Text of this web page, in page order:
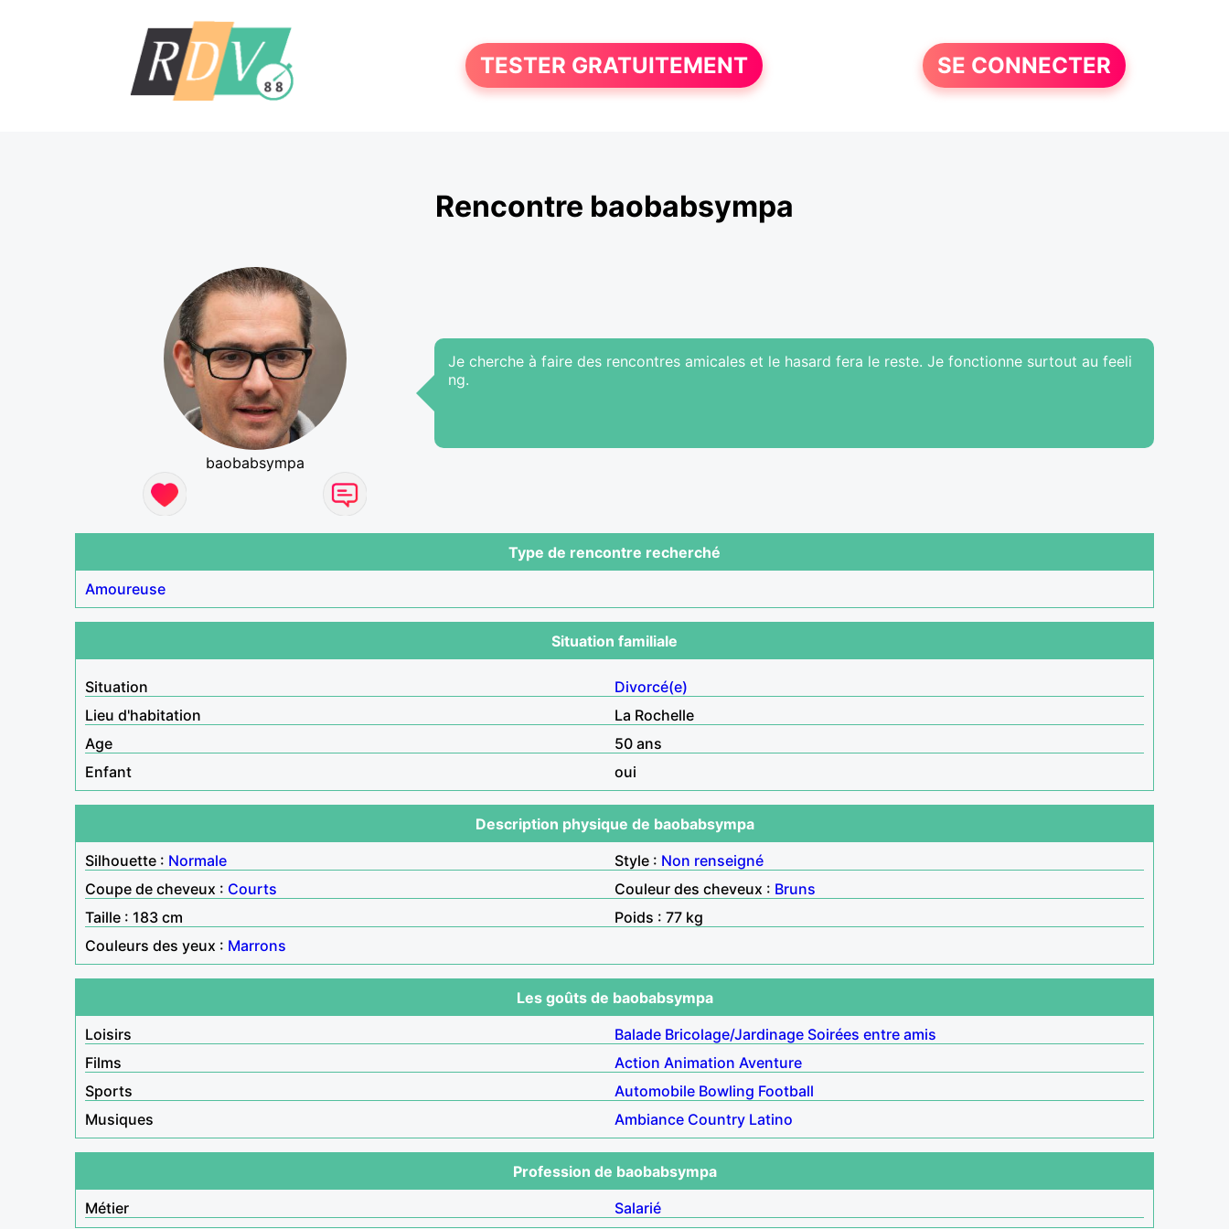
TESTER GRATUITEMENT SE CONNECTER
Rencontre baobabsympa
baobabsympa
Je cherche à faire des rencontres amicales et le hasard fera le reste. Je fonctionne surtout au feeli
ng.
Type de rencontre recherché
Amoureuse
Situation familiale
Situation
Divorcé(e)
Lieu d'habitation
La Rochelle
Age
50 ans
Enfant
oui
Description physique de baobabsympa
Silhouette : Normale Style : Non renseigné
Coupe de cheveux : Courts Couleur des cheveux : Bruns
Taille : 183 cm
Poids : 77 kg
Couleurs des yeux : Marrons
Les goûts de baobabsympa
Loisirs
Balade Bricolage/Jardinage Soirées entre amis
Films
Action Animation Aventure
Sports
Automobile Bowling Football
Musiques
Ambiance Country Latino
Profession de baobabsympa
Métier
Salarié